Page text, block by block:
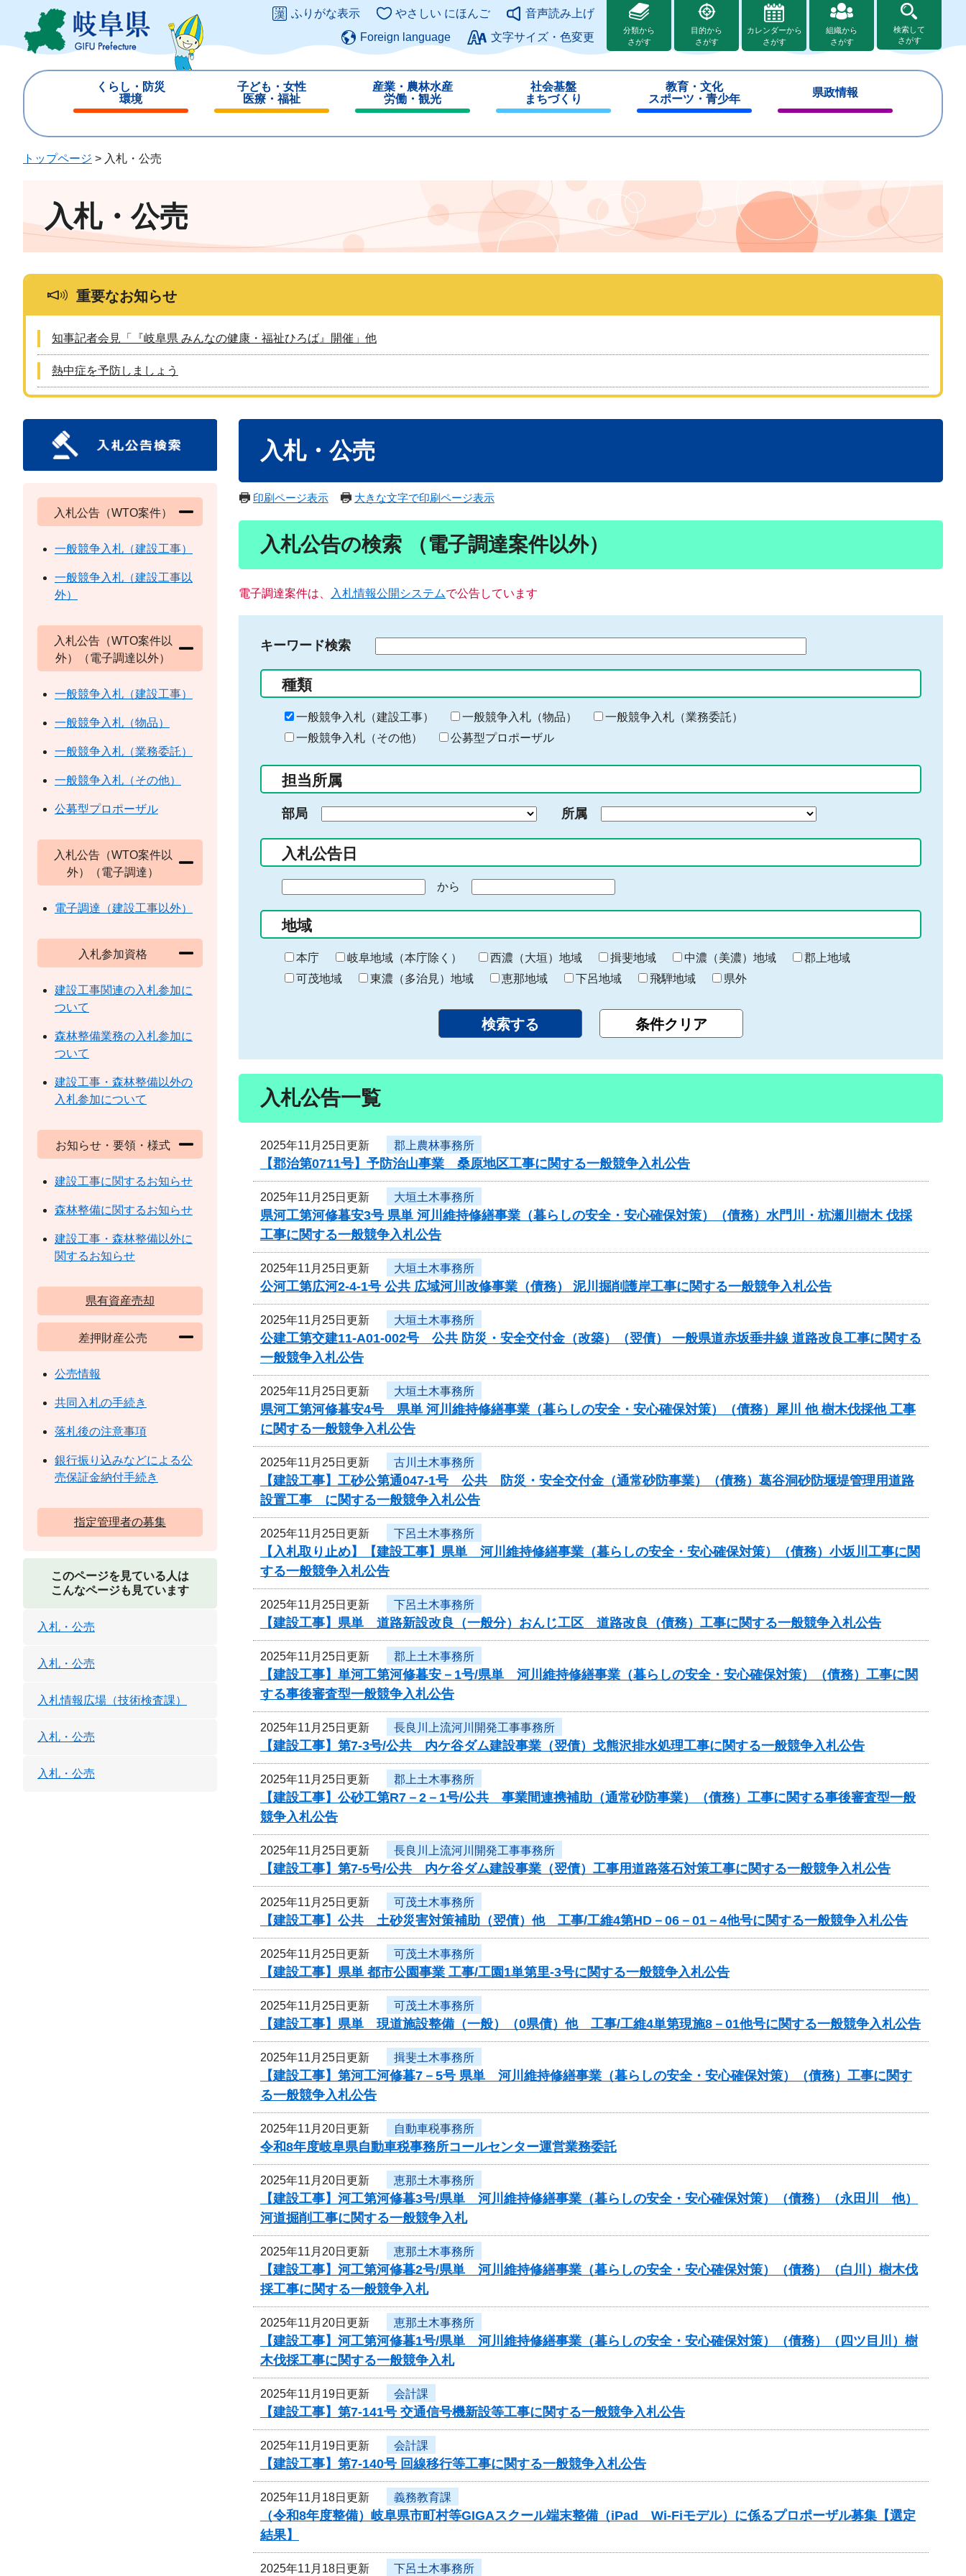
ジ
ュ
このページの本文へ
ふりがな表示 やさしい にほんご
音声読み上げ
Foreign language
文字サイズ・色変更
分類から
さがす
目的から
さがす
カレンダーから
さがす
組織から
さがす
検索して
さがす
くらし・防災
環境
じ
子ども・女性
医療・福祉
じ
産業・農林水産
労働・観光
じ
社会基盤
まちづくり
じ
教育・文化
スポーツ・青少年
じ
県政情報
じ
トップページ > 入札・公売
入札・公売
重要なお知らせ
知事記者会見「『岐阜県 みんなの健康・福祉ひろば』開催」他
熱中症を予防しましょう
入札・公売
印刷ページ表示 大きな文字で印刷ページ表示
入札公告の検索 （電子調達案件以外）
電子調達案件は、 入札情報公開システムで公告しています
キーワード検索
る
キ
ー
ー
入
力
種類
一般競争入札（建設工事） 一般競争入札（物品）
一般競争入札（業務委託）
一般競争入札（その他）
公募型プロポーザル
担当所属
部局 所属
入札公告日
の
始
ま
り
から
終
わ
り
地域
本庁 岐阜地域（本庁除く） 西濃（大垣）地域 揖斐地域 中濃（美濃）地域
郡上地域
可茂地域
東濃（多治見）地域 恵那地域 下呂地域 飛騨地域 県外
入札公告一覧
2025年11月25日更新 郡上農林事務所
【郡治第0711号】予防治山事業 桑原地区工事に関する一般競争入札公告
2025年11月25日更新 大垣土木事務所
県河工第河修暮安3号 県単 河川維持修繕事業（暮らしの安全・安心確保対策）（債務）水門川・杭瀬川樹木 伐採
工事に関する一般競争入札公告
2025年11月25日更新 大垣土木事務所
公河工第広河2-4-1号 公共 広域河川改修事業（債務） 泥川掘削護岸工事に関する一般競争入札公告
2025年11月25日更新 大垣土木事務所
公建工第交建11-A01-002号 公共 防災・安全交付金（改築）（翌債） 一般県道赤坂垂井線 道路改良工事に関する
一般競争入札公告
2025年11月25日更新 大垣土木事務所
県河工第河修暮安4号 県単 河川維持修繕事業（暮らしの安全・安心確保対策）（債務）犀川 他 樹木伐採他 工事
に関する一般競争入札公告
2025年11月25日更新 古川土木事務所
【建設工事】工砂公第通047-1号 公共 防災・安全交付金（通常砂防事業）（債務）葛谷洞砂防堰堤管理用道路
設置工事 に関する一般競争入札公告
2025年11月25日更新 下呂土木事務所
【入札取り止め】【建設工事】県単 河川維持修繕事業（暮らしの安全・安心確保対策）（債務）小坂川工事に関
する一般競争入札公告
2025年11月25日更新 下呂土木事務所
【建設工事】県単 道路新設改良（一般分）おんじ工区 道路改良（債務）工事に関する一般競争入札公告
2025年11月25日更新 郡上土木事務所
【建設工事】単河工第河修暮安－1号/県単 河川維持修繕事業（暮らしの安全・安心確保対策）（債務）工事に関
する事後審査型一般競争入札公告
2025年11月25日更新 長良川上流河川開発工事事務所
【建設工事】第7-3号/公共 内ケ谷ダム建設事業（翌債）戈熊沢排水処理工事に関する一般競争入札公告
2025年11月25日更新 郡上土木事務所
【建設工事】公砂工第R7－2－1号/公共 事業間連携補助（通常砂防事業）（債務）工事に関する事後審査型一般
競争入札公告
2025年11月25日更新 長良川上流河川開発工事事務所
【建設工事】第7-5号/公共 内ケ谷ダム建設事業（翌債）工事用道路落石対策工事に関する一般競争入札公告
2025年11月25日更新 可茂土木事務所
【建設工事】公共 土砂災害対策補助（翌債）他 工事/工維4第HD－06－01－4他号に関する一般競争入札公告
2025年11月25日更新 可茂土木事務所
【建設工事】県単 都市公園事業 工事/工園1単第里-3号に関する一般競争入札公告
2025年11月25日更新 可茂土木事務所
【建設工事】県単 現道施設整備（一般）（0県債）他 工事/工維4単第現施8－01他号に関する一般競争入札公告
2025年11月25日更新 揖斐土木事務所
【建設工事】第河工河修暮7－5号 県単 河川維持修繕事業（暮らしの安全・安心確保対策）（債務）工事に関す
る一般競争入札公告
2025年11月20日更新 自動車税事務所
令和8年度岐阜県自動車税事務所コールセンター運営業務委託
2025年11月20日更新 恵那土木事務所
【建設工事】河工第河修暮3号/県単 河川維持修繕事業（暮らしの安全・安心確保対策）（債務）（永田川 他）
河道掘削工事に関する一般競争入札
2025年11月20日更新 恵那土木事務所
【建設工事】河工第河修暮2号/県単 河川維持修繕事業（暮らしの安全・安心確保対策）（債務）（白川）樹木伐
採工事に関する一般競争入札
2025年11月20日更新 恵那土木事務所
【建設工事】河工第河修暮1号/県単 河川維持修繕事業（暮らしの安全・安心確保対策）（債務）（四ツ目川）樹
木伐採工事に関する一般競争入札
2025年11月19日更新 会計課
【建設工事】第7-141号 交通信号機新設等工事に関する一般競争入札公告
2025年11月19日更新 会計課
【建設工事】第7-140号 回線移行等工事に関する一般競争入札公告
2025年11月18日更新 義務教育課
（令和8年度整備）岐阜県市町村等GIGAスクール端末整備（iPad Wi-Fiモデル）に係るプロポーザル募集【選定
結果】
2025年11月18日更新 下呂土木事務所
入札公告（WTO案件）
一般競争入札（建設工事）
一般競争入札（建設工事以
外）
入札公告（WTO案件以
外）（電子調達以外）
一般競争入札（建設工事）
一般競争入札（物品）
一般競争入札（業務委託）
一般競争入札（その他）
公募型プロポーザル
入札公告（WTO案件以
外）（電子調達）
電子調達（建設工事以外）
入札参加資格
建設工事関連の入札参加に
ついて
森林整備業務の入札参加に
ついて
建設工事・森林整備以外の
入札参加について
お知らせ・要領・様式
建設工事に関するお知らせ
森林整備に関するお知らせ
建設工事・森林整備以外に
関するお知らせ
県有資産売却
差押財産公売
公売情報
共同入札の手続き
落札後の注意事項
銀行振り込みなどによる公
売保証金納付手続き
指定管理者の募集
このページを見ている人は
こんなページも見ています
入札・公売
入札・公売
入札情報広場（技術検査課）
入札・公売
入札・公売